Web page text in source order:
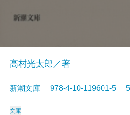
高村光太郎／著
新潮文庫 978-4-10-119601-5
文庫